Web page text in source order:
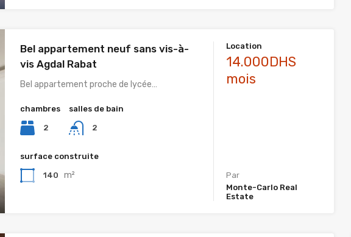
Bel appartement neuf sans vis-à-
vis Agdal Rabat
Bel appartement proche de lycée…
chambres
2
salles de bain
2
surface construite
140 m²
Location
14.000DHS
mois
Par
Monte-Carlo Real
Estate